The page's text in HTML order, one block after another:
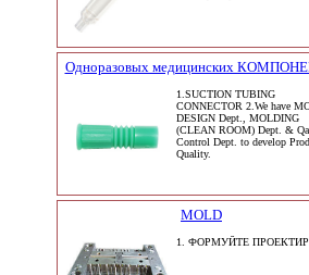
Одноразовых медицинских
1.SUCTION TUBING
CONNECTOR 2.We have
DESIGN Dept., MOLDING
(CLEAN ROOM) Dept. &
Control Dept. to develop
Quality.
MOLD
1. ФОРМУЙТЕ